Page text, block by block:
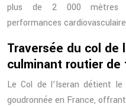
plus de 2 000 mètres
performances
Traversée du col de
culminant routier
Le Col de l’Iseran détient
goudronnée en France,